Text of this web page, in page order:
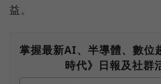
益。
掌握最新AI、半導體、數位
時代》日報及社群